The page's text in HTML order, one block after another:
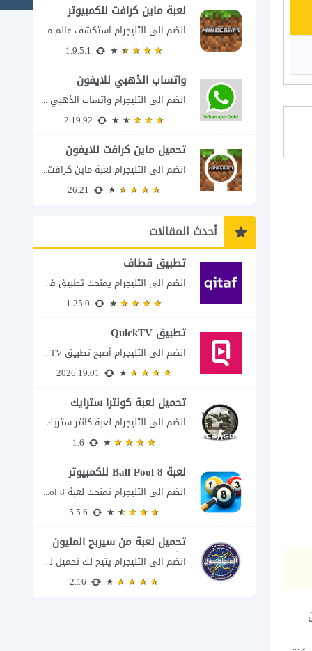
لعبة ماين كرافت للكمبيوتر
انضم الى التليجرام استكشف عالم ماين كرافت بتفاصيل مذهلة 🌟 هل أنت مستعد لمغامرة...
واتساب الذهبي للايفون
انضم الى التليجرام واتساب الذهبي 2023 للايفون إذا كنت تبحث عن واتساب الذهبي للايفون...
تحميل ماين كرافت للايفون
انضم الى التليجرام لعبة ماين كرافت للايفون Minecraft iOS تُعد لعبة Minecraft واحدة من...
أحدث المقالات
تطبيق قطاف
انضم الى التليجرام يمنحك تطبيق قطاف طريقة سهلة لمتابعة نقاط المكافآت والاستفادة منها في...
تطبيق QuickTV
انضم الى التليجرام أصبح تطبيق QuickTV من التطبيقات التي تستهدف محبي المسلسلات السريعة، إذ...
تحميل لعبة كونترا سترايك
انضم الى التليجرام لعبة كانتر ستريك مجانا 2026 عند البحث عن تحميل Counter-Strike للكمبيوتر...
لعبة 8 Ball Pool للكمبيوتر
انضم الى التليجرام تمنحك لعبة 8 Ball Pool تجربة تنافسية ممتعة تجمع بين دقة...
تحميل لعبة من سيربح المليون
للكمبيوتر
انضم الى التليجرام يتيح لك تحميل لعبة من سيربح المليون للكمبيوتر خوض تجربة مسابقات...